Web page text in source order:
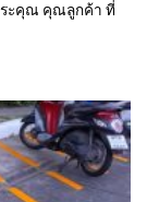
ะคุณ คุณลูกค้า ที่